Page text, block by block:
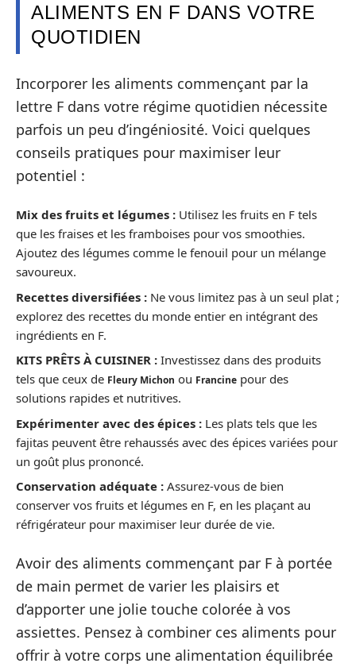
ALIMENTS EN F DANS VOTRE
QUOTIDIEN
Incorporer les aliments commençant par la
lettre F dans votre régime quotidien nécessite
parfois un peu d’ingéniosité. Voici quelques
conseils pratiques pour maximiser leur
potentiel :
Mix des fruits et légumes : Utilisez les fruits en F tels
que les fraises et les framboises pour vos smoothies.
Ajoutez des légumes comme le fenouil pour un mélange
savoureux.
Recettes diversifiées : Ne vous limitez pas à un seul plat ;
explorez des recettes du monde entier en intégrant des
ingrédients en F.
KITS PRÊTS À CUISINER : Investissez dans des produits
tels que ceux de Fleury Michon ou Francine pour des
solutions rapides et nutritives.
Expérimenter avec des épices : Les plats tels que les
fajitas peuvent être rehaussés avec des épices variées pour
un goût plus prononcé.
Conservation adéquate : Assurez-vous de bien
conserver vos fruits et légumes en F, en les plaçant au
réfrigérateur pour maximiser leur durée de vie.
Avoir des aliments commençant par F à portée
de main permet de varier les plaisirs et
d’apporter une jolie touche colorée à vos
assiettes. Pensez à combiner ces aliments pour
offrir à votre corps une alimentation équilibrée